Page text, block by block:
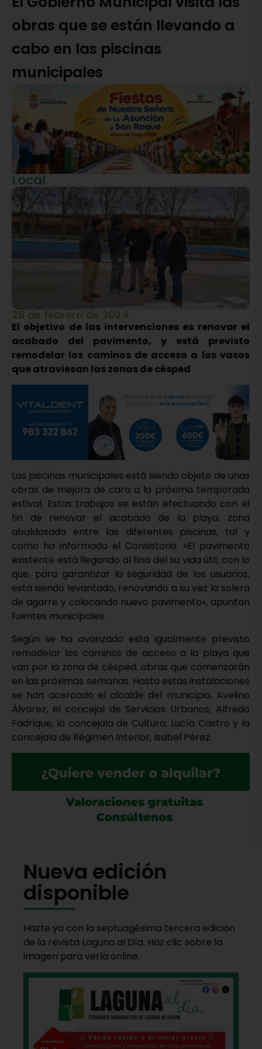
obras que se están llevando a
cabo en las piscinas
municipales
Local
28 de febrero de 2024
El objetivo de las intervenciones es renovar el
acabado del pavimento, y está previsto
remodelar los caminos de acceso a los vasos
que atraviesan las zonas de césped
Las piscinas municipales está siendo objeto de unas
obras de mejora de cara a la próxima temporada
estival. Estos trabajos se están efectuando con el
fin de renovar el acabado de la playa, zona
abaldosada entre las diferentes piscinas, tal y
como ha informado el Consistorio. «El pavimento
existente está llegando al fina del su vida útil, con lo
que, para garantizar la seguridad de los usuarios,
está siendo levantado, renovando a su vez la solera
de agarre y colocando nuevo pavimento», apuntan
fuentes municipales.
Según se ha avanzado está igualmente previsto
remodelar los caminos de acceso a la playa que
van por la zona de césped, obras que comenzarán
en las próximas semanas. Hasta estas instalaciones
se han acercado el alcalde del municipio, Avelino
Álvarez, el concejal de Servicios Urbanos, Alfredo
Fadrique, la concejala de Cultura, Lucía Castro y la
concejala de Régimen Interior, Isabel Pérez.
Nueva edición
disponible
Hazte ya con la septuagésima tercera edición
de la revista Laguna al Día. Haz clic sobre la
imagen para verla online.